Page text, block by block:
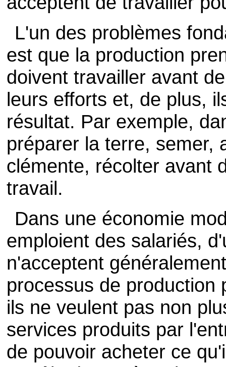
L'un des problèmes
est que la production
doivent travailler avant
leurs efforts et, de plus,
résultat. Par exemple,
préparer la terre, semer,
clémente, récolter avant
travail.
Dans une économie
emploient des salariés,
n'acceptent
processus de production
ils ne veulent pas non
services produits par
de pouvoir acheter ce